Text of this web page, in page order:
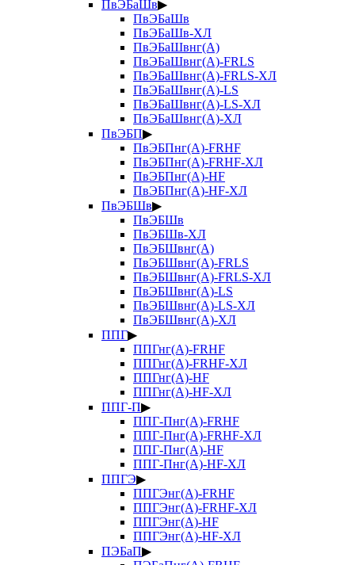
ПвЭБаШв▶
ПвЭБаШв
ПвЭБаШв-ХЛ
ПвЭБаШвнг(А)
ПвЭБаШвнг(А)-FRLS
ПвЭБаШвнг(А)-FRLS-ХЛ
ПвЭБаШвнг(А)-LS
ПвЭБаШвнг(А)-LS-ХЛ
ПвЭБаШвнг(А)-ХЛ
ПвЭБП▶
ПвЭБПнг(А)-FRHF
ПвЭБПнг(А)-FRHF-ХЛ
ПвЭБПнг(А)-HF
ПвЭБПнг(А)-HF-ХЛ
ПвЭБШв▶
ПвЭБШв
ПвЭБШв-ХЛ
ПвЭБШвнг(А)
ПвЭБШвнг(А)-FRLS
ПвЭБШвнг(А)-FRLS-ХЛ
ПвЭБШвнг(А)-LS
ПвЭБШвнг(А)-LS-ХЛ
ПвЭБШвнг(А)-ХЛ
ППГ▶
ППГнг(А)-FRHF
ППГнг(А)-FRHF-ХЛ
ППГнг(А)-HF
ППГнг(А)-HF-ХЛ
ППГ-П▶
ППГ-Пнг(А)-FRHF
ППГ-Пнг(А)-FRHF-ХЛ
ППГ-Пнг(А)-HF
ППГ-Пнг(А)-HF-ХЛ
ППГЭ▶
ППГЭнг(А)-FRHF
ППГЭнг(А)-FRHF-ХЛ
ППГЭнг(А)-HF
ППГЭнг(А)-HF-ХЛ
ПЭБаП▶